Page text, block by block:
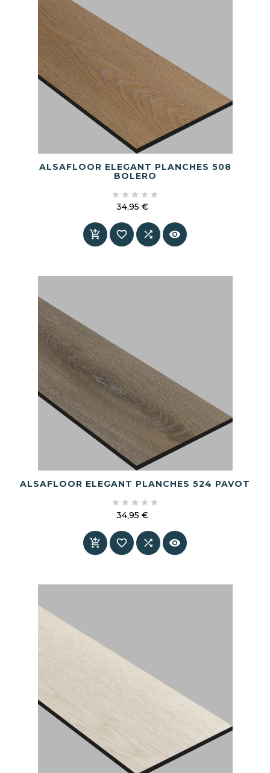
ALSAFLOOR ELEGANT PLANCHES 508
BOLERO
    
34,95 €
   
ALSAFLOOR ELEGANT PLANCHES 524 PAVOT
    
34,95 €
   